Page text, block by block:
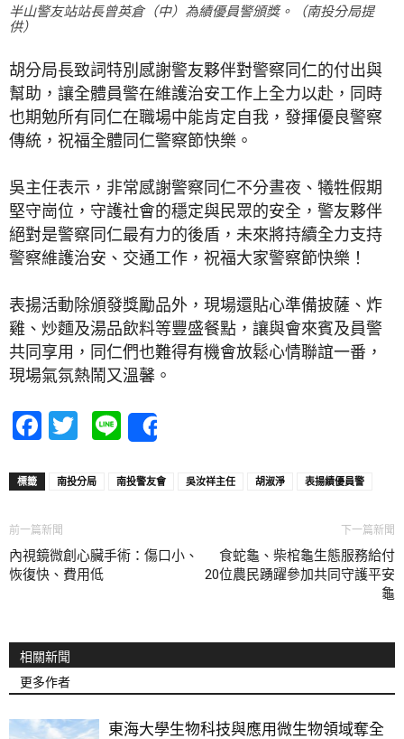
半山警友站站長曾英倉（中）為績優員警頒獎。（南投分局提
供）
胡分局長致詞特別感謝警友夥伴對警察同仁的付出與
幫助，讓全體員警在維護治安工作上全力以赴，同時
也期勉所有同仁在職場中能肯定自我，發揮優良警察
傳統，祝福全體同仁警察節快樂。
吳主任表示，非常感謝警察同仁不分晝夜、犧牲假期
堅守崗位，守護社會的穩定與民眾的安全，警友夥伴
絕對是警察同仁最有力的後盾，未來將持續全力支持
警察維護治安、交通工作，祝福大家警察節快樂！
表揚活動除頒發獎勵品外，現場還貼心準備披薩、炸
雞、炒麵及湯品飲料等豐盛餐點，讓與會來賓及員警
共同享用，同仁們也難得有機會放鬆心情聯誼一番，
現場氣氛熱鬧又溫馨。
Facebook
Twitter
Line
標籤 南投分局 南投警友會 吳汝祥主任 胡淑淨 表揚績優員警
前一篇新聞
內視鏡微創心臟手術：傷口小、
恢復快、費用低
下一篇新聞
食蛇龜、柴棺龜生態服務給付
20位農民踴躍參加共同守護平安
龜
相關新聞
更多作者
東海大學生物科技與應用微生物領域奪全